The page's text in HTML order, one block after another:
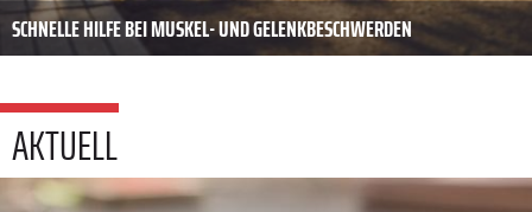
SCHNELLE HILFE BEI MUSKEL- UND GELENKBESCHWERDEN
AKTUELL